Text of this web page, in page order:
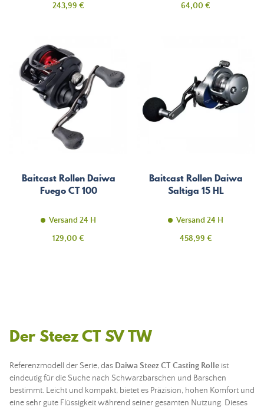
Preis
243,99 €
Preis
64,00 €
Baitcast Rollen Daiwa
Fuego CT 100
Versand 24 H
Preis
129,00 €
Baitcast Rollen Daiwa
Saltiga 15 HL
Versand 24 H
Preis
458,99 €
Der Steez CT SV TW
Referenzmodell der Serie, das Daiwa Steez CT Casting Rolle ist
eindeutig für die Suche nach Schwarzbarschen und Barschen
bestimmt. Leicht und kompakt, bietet es Präzision, hohen Komfort und
eine sehr gute Flüssigkeit während seiner gesamten Nutzung. Dieses